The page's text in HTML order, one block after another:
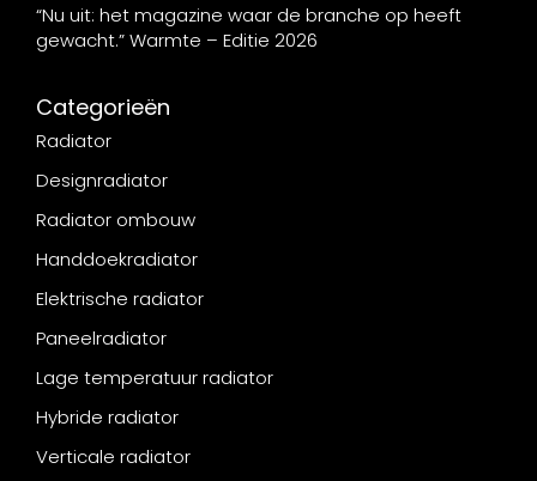
“Nu uit: het magazine waar de branche op heeft
gewacht.” Warmte – Editie 2026
Categorieën
Radiator
Designradiator
Radiator ombouw
Handdoekradiator
Elektrische radiator
Paneelradiator
Lage temperatuur radiator
Hybride radiator
Verticale radiator